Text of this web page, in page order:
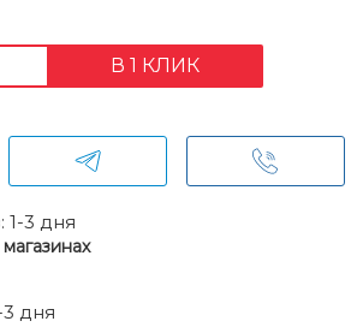
В 1 КЛИК
1-3 дня
3 дня